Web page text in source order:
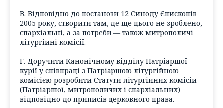
В. Відповідно до постанови 12 Синоду Єпископів
2005 року, створити там, де ще цього не зроблено,
єпархіальні, а за потреби — також митрополичі
літургійні комісії.
Г. Доручити Канонічному відділу Патріаршої
курії у співпраці з Патріаршою літургійною
комісією розробити Статути літургійних комісій
(Патріаршої, митрополичих і єпархіальних)
відповідно до приписів церковного права.